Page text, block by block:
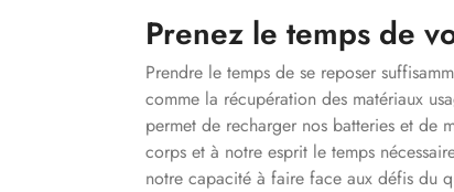
Prenez le temps de
Prendre le temps de se reposer
comme la récupération des matériaux
permet de recharger nos batteries et de
corps et à notre esprit le temps
notre capacité à faire face aux défis du